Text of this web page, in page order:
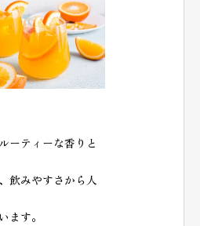
ーティーな香りと
飲みやすさから人
ます。